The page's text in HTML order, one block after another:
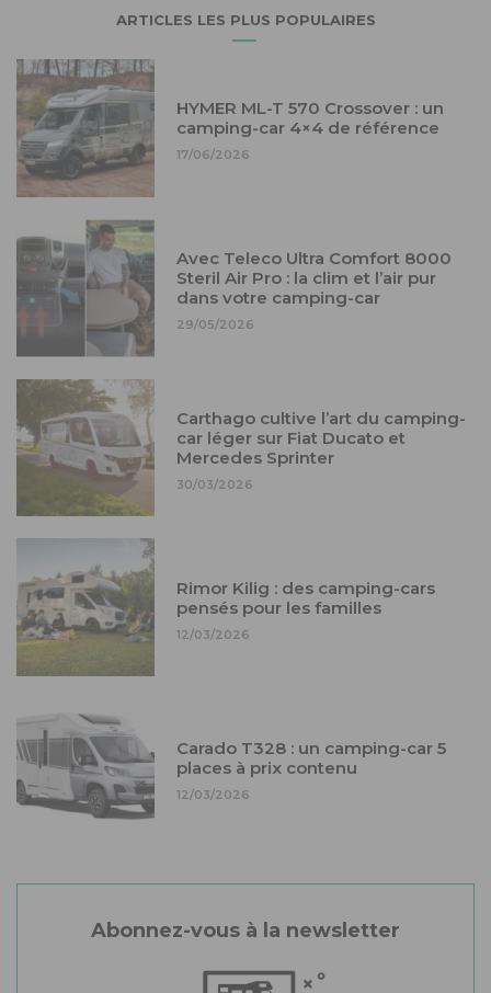
ARTICLES LES PLUS POPULAIRES
HYMER ML-T 570 Crossover : un
camping-car 4×4 de référence
17/06/2026
Avec Teleco Ultra Comfort 8000
Steril Air Pro : la clim et l’air pur
dans votre camping-car
29/05/2026
Carthago cultive l’art du camping-
car léger sur Fiat Ducato et
Mercedes Sprinter
30/03/2026
Rimor Kilig : des camping-cars
pensés pour les familles
12/03/2026
Carado T328 : un camping-car 5
places à prix contenu
12/03/2026
Abonnez-vous à la newsletter